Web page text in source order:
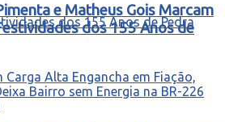
e Matheus Gois Marcam
dos 155 Anos de